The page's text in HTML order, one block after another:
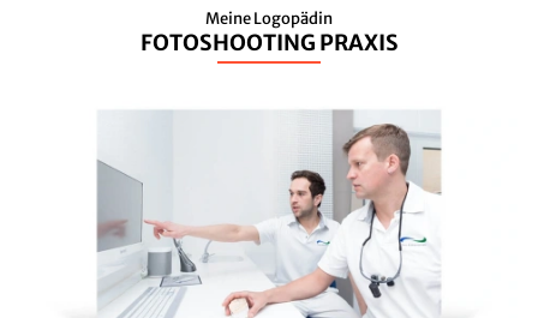
Meine Logopädin
FOTOSHOOTING PRAXIS